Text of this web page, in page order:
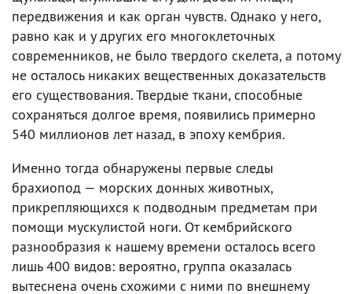
передвижения и как орган чувств. Однако у него,
равно как и у других его многоклеточных
современников, не было твердого скелета, а потому
не осталось никаких вещественных доказательств
его существования. Твердые ткани, способные
сохраняться долгое время, появились примерно
540 миллионов лет назад, в эпоху кембрия.
Именно тогда обнаружены первые следы
брахиопод — морских донных животных,
прикрепляющихся к подводным предметам при
помощи мускулистой ноги. От кембрийского
разнообразия к нашему времени осталось всего
лишь 400 видов: вероятно, группа оказалась
вытеснена очень схожими с ними по внешнему